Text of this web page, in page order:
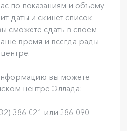
по показаниям и объему
даты и скинет список
сможете сдать в своем
время и всегда рады
вы можете
центре Эллада:
386-021 или 386-090